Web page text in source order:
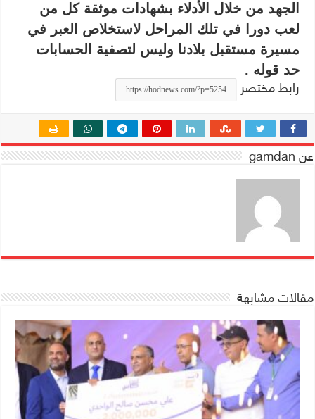
الجهد من خلال الأدلاء بشهادات موثقة كل من
لعب دورا في تلك المراحل لاستخلاص العبر في
مسيرة مستقبل بلادنا وليس لتصفية الحسابات
حد قوله .
رابط مختصر
عن gamdan
مقالات مشابهة